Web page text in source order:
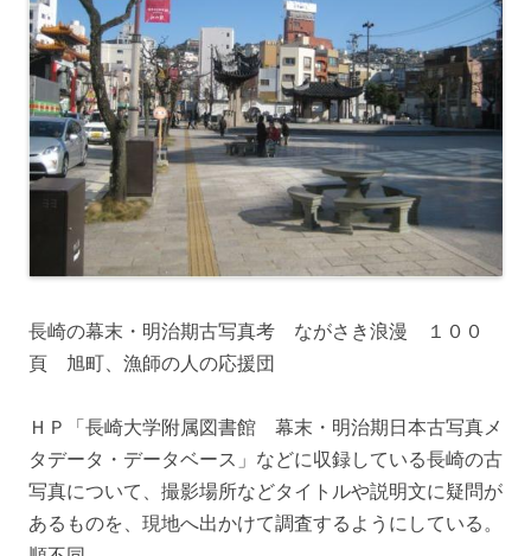
長崎の幕末・明治期古写真考 ながさき浪漫 １００
頁 旭町、漁師の人の応援団
ＨＰ「長崎大学附属図書館 幕末・明治期日本古写真メ
タデータ・データベース」などに収録している長崎の古
写真について、撮影場所などタイトルや説明文に疑問が
あるものを、現地へ出かけて調査するようにしている。